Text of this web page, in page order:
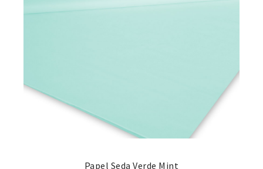
Papel Seda Verde Mint